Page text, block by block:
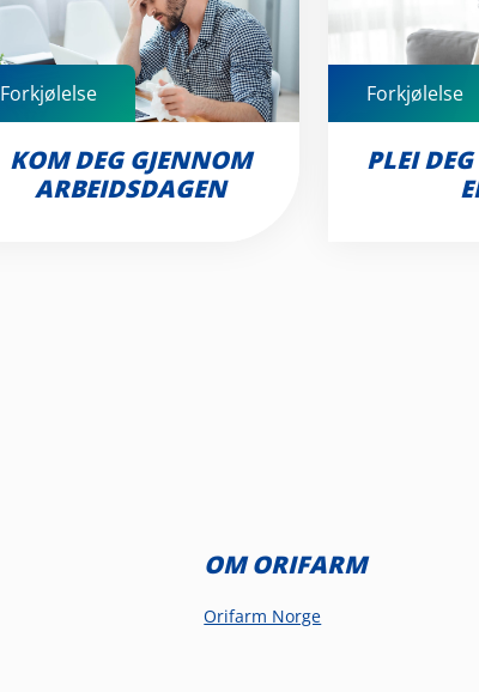
Forkjølelse
KOM DEG GJENNOM
ARBEIDSDAGEN
Forkjølelse
PLEI
OM ORIFARM
Orifarm Norge